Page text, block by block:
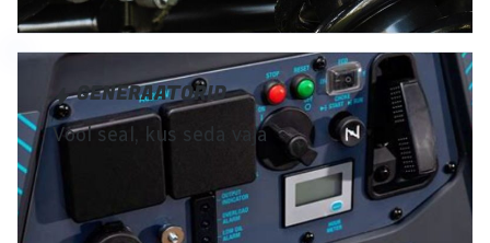
GENERAATORID
Vool seal, kus seda vaja